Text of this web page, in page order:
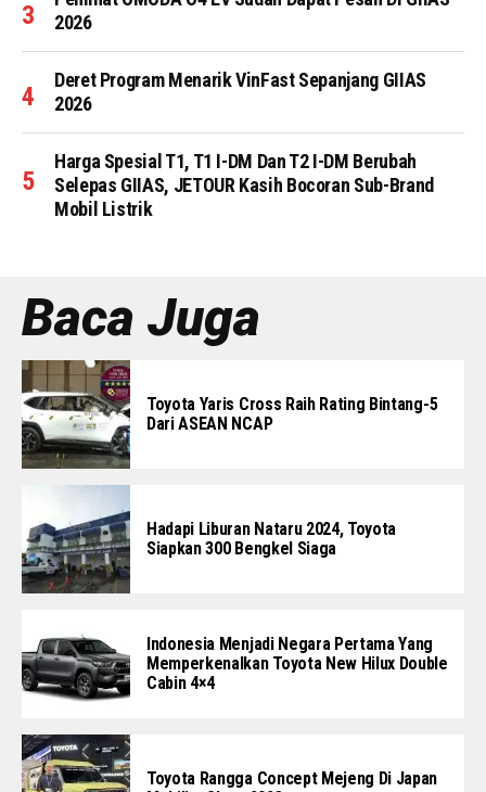
2026
Deret Program Menarik VinFast Sepanjang GIIAS
2026
Harga Spesial T1, T1 I-DM Dan T2 I-DM Berubah
Selepas GIIAS, JETOUR Kasih Bocoran Sub-Brand
Mobil Listrik
Baca Juga
Toyota Yaris Cross Raih Rating Bintang-5
Dari ASEAN NCAP
Hadapi Liburan Nataru 2024, Toyota
Siapkan 300 Bengkel Siaga
Indonesia Menjadi Negara Pertama Yang
Memperkenalkan Toyota New Hilux Double
Cabin 4×4
Toyota Rangga Concept Mejeng Di Japan